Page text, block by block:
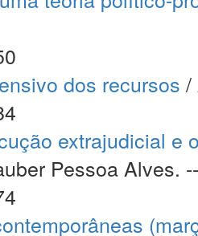
dos recursos /
extrajudicial e
Pessoa Alves. --